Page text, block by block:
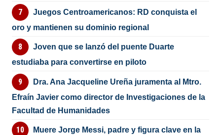
Juegos Centroamericanos: RD conquista el
oro y mantienen su dominio regional
Joven que se lanzó del puente Duarte
estudiaba para convertirse en piloto
Dra. Ana Jacqueline Ureña juramenta al Mtro.
Efraín Javier como director de Investigaciones de la
Facultad de Humanidades
Muere Jorge Messi, padre y figura clave en la